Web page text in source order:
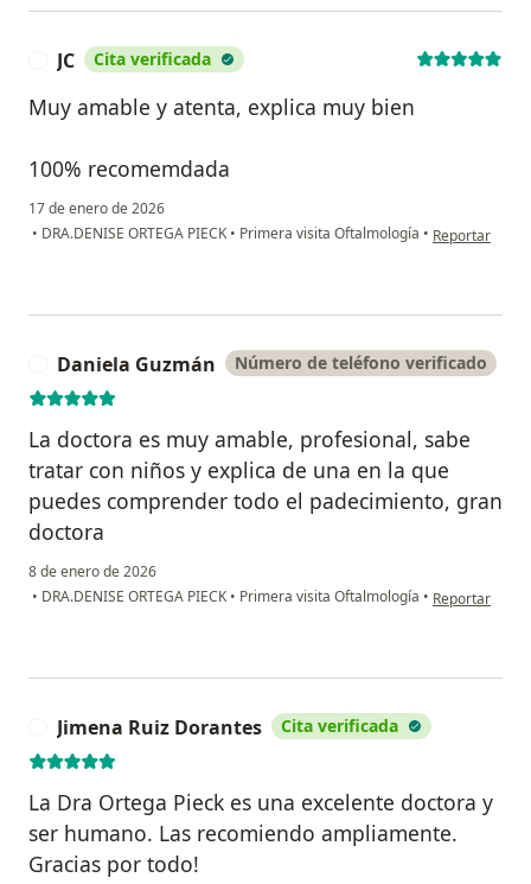
JC Cita verificada
Muy amable y atenta, explica muy bien
100% recomemdada
17 de enero de 2026
• DRA.DENISE ORTEGA PIECK • Primera visita Oftalmología • en opinión del
Reportar
Daniela Guzmán Número de teléfono verificado
La doctora es muy amable, profesional, sabe
tratar con niños y explica de una en la que
puedes comprender todo el padecimiento, gran
doctora
8 de enero de 2026
• DRA.DENISE ORTEGA PIECK • Primera visita Oftalmología • en opinión del
Reportar
Jimena Ruiz Dorantes Cita verificada
La Dra Ortega Pieck es una excelente doctora y
ser humano. Las recomiendo ampliamente.
Gracias por todo!